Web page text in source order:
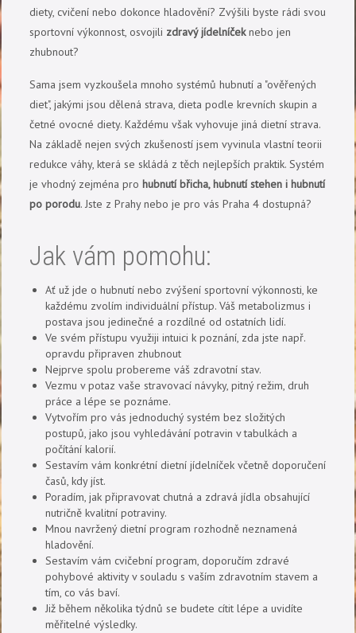
diety, cvičení nebo dokonce hladovění? Zvýšili byste rádi svou
sportovní výkonnost, osvojili zdravý jídelníčeknebo jen
zhubnout?
Sama jsem vyzkoušela mnoho systémů hubnutí a "ověřených
diet", jakými jsou dělená strava, dieta podle krevních skupin a
četné ovocné diety. Každému však vyhovuje jiná dietní strava.
Na základě nejen svých zkušeností jsem vyvinula vlastní teorii
redukce váhy, která se skládá z těch nejlepších praktik. Systém
je vhodný zejména prohubnutí břicha, hubnutí stehen i hubnutí
po porodu. Jste z Prahy nebo je pro vás Praha 4 dostupná?
Jak vám pomohu:
Ať už jde o hubnutí nebo zvýšení sportovní výkonnosti, ke
každému zvolím individuální přístup. Váš metabolizmus i
postava jsou jedinečné a rozdílné od ostatních lidí.
Ve svém přístupu využiji intuici k poznání, zda jste např.
opravdu připraven zhubnout
Nejprve spolu probereme váš zdravotní stav.
Vezmu v potaz vaše stravovací návyky, pitný režim, druh
práce a lépe se poznáme.
Vytvořím pro vás jednoduchý systém bez složitých
postupů, jako jsou vyhledávání potravin v tabulkách a
počítání kalorií.
Sestavím vám konkrétní dietní jídelníček včetně doporučení
časů, kdy jíst.
Poradím, jak připravovat chutná a zdravá jídla obsahující
nutričně kvalitní potraviny.
Mnou navržený dietní program rozhodně neznamená
hladovění.
Sestavím vám cvičební program, doporučím zdravé
pohybové aktivity v souladu s vaším zdravotním stavem a
tím, co vás baví.
Již během několika týdnů se budete cítit lépe a uvidíte
měřitelné výsledky.